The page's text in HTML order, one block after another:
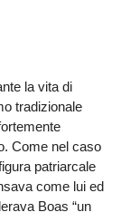
la vita di
tradizionale
Come nel caso
patriarcale
come lui ed
Boas “un